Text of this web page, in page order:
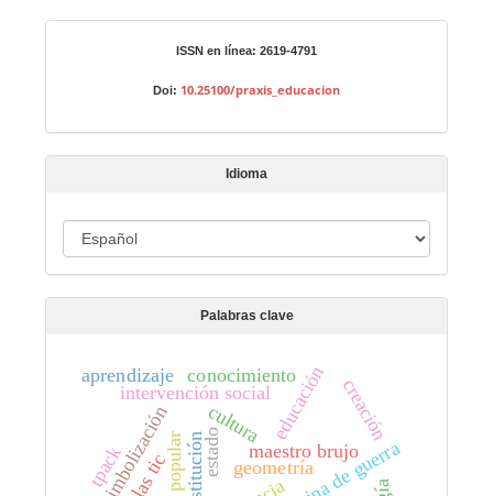
a
l
o
ISSN en línea: 2619-4791
Doi: 10.25100/praxis_educacion
Idioma
d
o
Palabras clave
estado
cultura
maestro brujo
educación
intervención social
geometría
simbolización
conocimiento
creación
aprendizaje
tpack